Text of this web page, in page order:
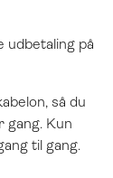
udbetaling på
så du
gang. Kun
til gang.